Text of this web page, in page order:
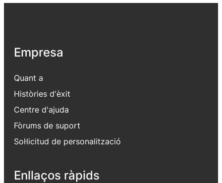
Empresa
Quant a
Històries d'èxit
Centre d'ajuda
Fòrums de suport
Sol·licitud de personalització
Enllaços ràpids